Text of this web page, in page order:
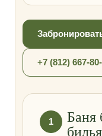
+7 (812) 667-
1 Баня